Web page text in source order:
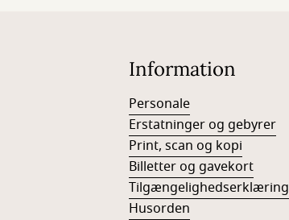
Information
Personale
Erstatninger og gebyrer
Print, scan og kopi
Billetter og gavekort
Tilgængelighedserklæring
Husorden